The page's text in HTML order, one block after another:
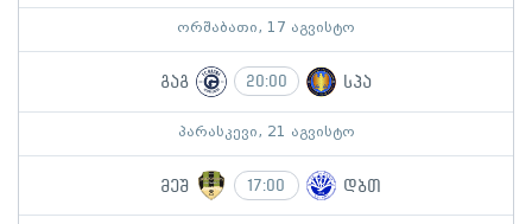
ორშაბათი, 17 აგვისტო
გაგ 20:00 სპა
პარასკევი, 21 აგვისტო
მეშ 17:00 დბთ